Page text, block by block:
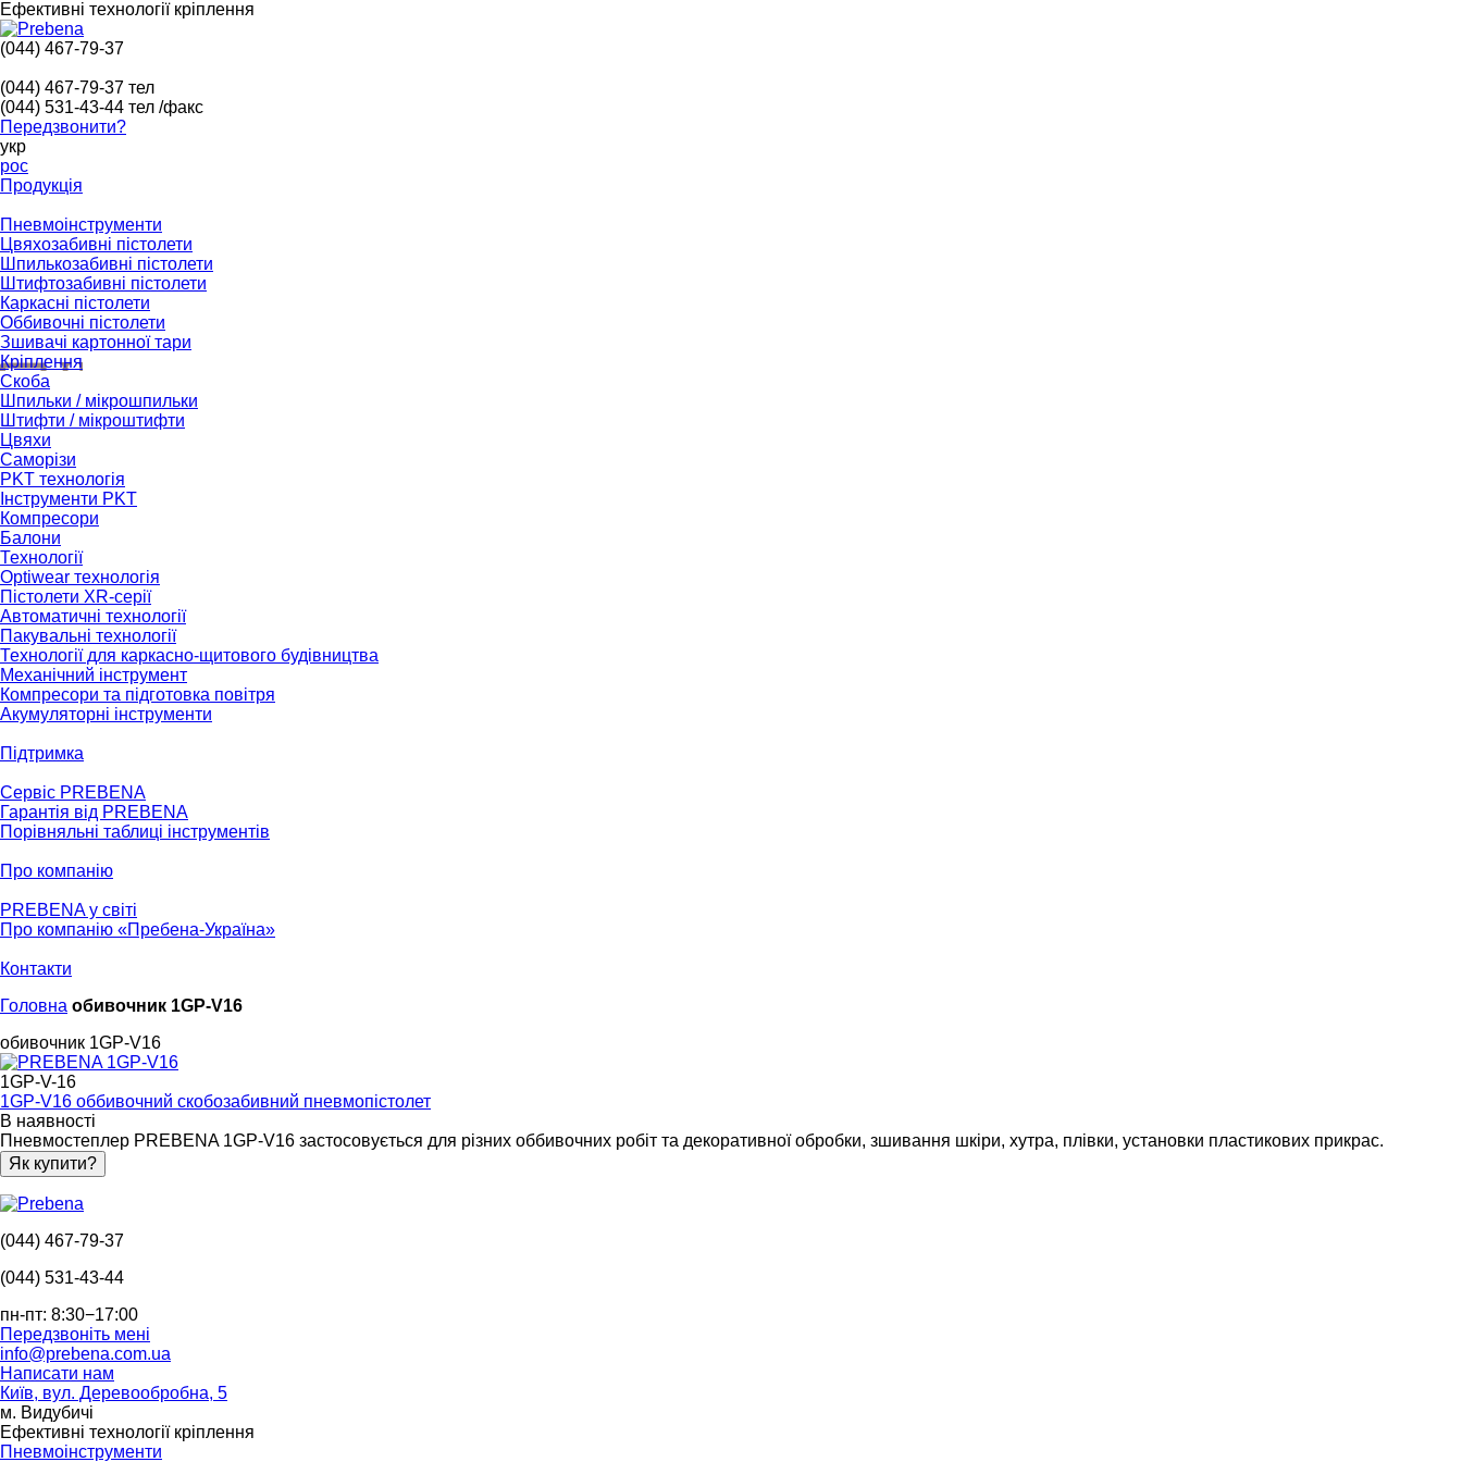
Ефективні технології кріплення
(044) 467-79-37
(044) 467-79-37 тел
(044) 531-43-44 тел /факс
Передзвонити?
укр
рос
Продукція
Пневмоінструменти
Цвяхозабивні пістолети
Шпилькозабивні пістолети
Штифтозабивні пістолети
Каркасні пістолети
Оббивочні пістолети
Зшивачі картонної тари
Кріплення
Скоба
Шпильки / мікрошпильки
Штифти / мікроштифти
Цвяхи
Саморізи
PKT технологія
Інструменти PKT
Компресори
Балони
Технології
Optiwear технологія
Пістолети XR-серії
Автоматичні технології
Пакувальні технології
Технології для каркасно-щитового будівництва
Механічний інструмент
Компресори та підготовка повітря
Акумуляторні інструменти
Підтримка
Сервіс PREBENA
Гарантія від PREBENA
Порівняльні таблиці інструментів
Про компанію
PREBENA у світі
Про компанію «Пребена-Україна»
Контакти
Головна обивочник 1GP-V16
обивочник 1GP-V16
1GP-V-16
1GP-V16 оббивочний скобозабивний пневмопістолет
В наявності
Пневмостеплер PREBENA 1GP-V16 застосовується для різних оббивочних робіт та декоративної обробки, зшивання шкіри, хутра, плівки, установки пластикових прикрас.
Як купити?
(044) 467-79-37
(044) 531-43-44
пн-пт: 8:30−17:00
Передзвоніть мені
info@prebena.com.ua
Написати нам
Київ, вул. Деревообробна, 5
м. Видубичі
Ефективні технології кріплення
Пневмоінструменти